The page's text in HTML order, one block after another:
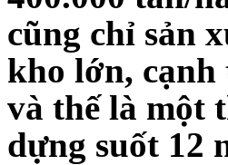
cũng chỉ sản
kho lớn,
và thế là một
dựng suốt 12